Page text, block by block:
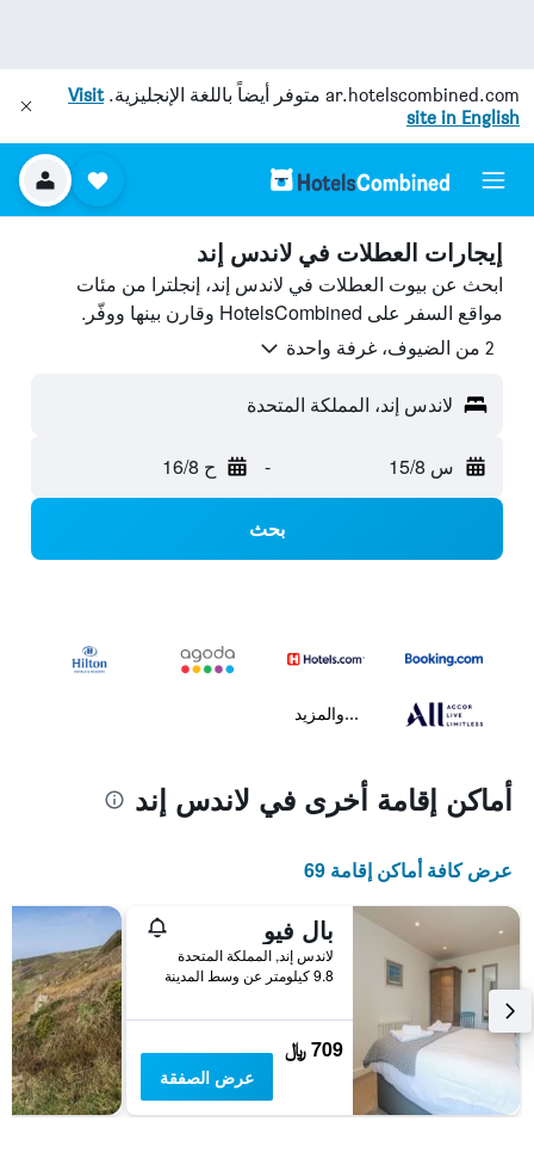
ar.hotelscombined.com متوفر أيضاً باللغة الإنجليزية.Visit
site in English
إيجارات العطلات في لاندس إند
ابحث عن بيوت العطلات في لاندس إند، إنجلترا من مئات
مواقع السفر على HotelsCombined وقارن بينها ووفّر.
2 من الضيوف، غرفة واحدة
لاندس إند، المملكة المتحدة
س 15/8 - ح 16/8
بحث
...والمزيد
أماكن إقامة أخرى في لاندس إند
عرض كافة أماكن إقامة 69
بال فيو
لاندس إند, المملكة المتحدة
9.8 كيلومتر عن وسط المدينة
709 ﷼
عرض الصفقة